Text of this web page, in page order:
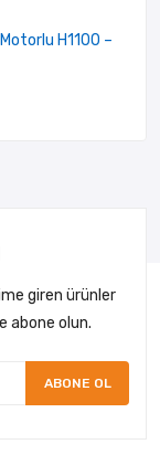
H1100 –
giren ürünler
abone olun.
ABONE OL